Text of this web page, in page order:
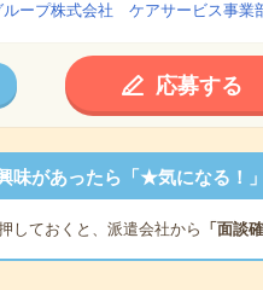
ループ株式会社 ケアサービス事業
応募する
味があったら「★気になる！
しておくと、派遣会社から 「面談